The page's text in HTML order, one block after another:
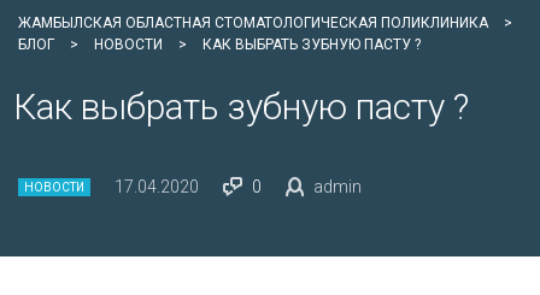
ЖАМБЫЛСКАЯ ОБЛАСТНАЯ СТОМАТОЛОГИЧЕСКАЯ ПОЛИКЛИНИКА
>
БЛОГ
> НОВОСТИ > КАК ВЫБРАТЬ ЗУБНУЮ ПАСТУ ?
Как выбрать зубную пасту ?
НОВОСТИ 17.04.2020 0 admin